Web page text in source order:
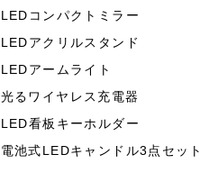
LEDコンパクトミラー
LEDアクリルスタンド
LEDアームライト
光るワイヤレス充電器
LED看板キーホルダー
電池式LEDキャンドル3点セット